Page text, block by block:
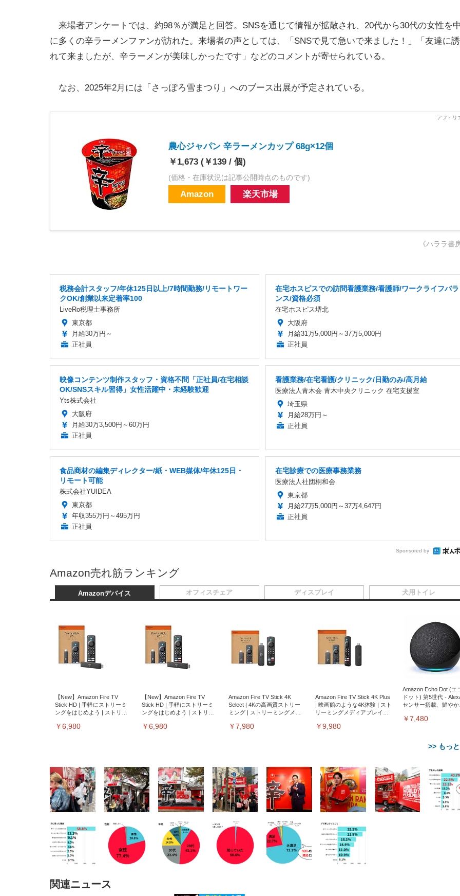
来場者アンケートでは、約98％が満足と回答。SNSを通じて情報が拡散され、20代から30代の女性を
に多くの辛ラーメンファンが訪れた。来場者の声としては、「SNSで見て急いで来ました！」「友達に
れて来ましたが、辛ラーメンが美味しかったです」などのコメントが寄せられている。
なお、2025年2月には「さっぽろ雪まつり」へのブース出展が予定されている。
農心ジャパン 辛ラーメンカップ 68g×12個
￥1,673 (￥139 / 個)
(価格・在庫状況は記事公開時点のものです)
Amazon 楽天市場
《ハララ書
税務会計スタッフ/年休125日以上/7時間勤務/リモートワー
クOK/創業以来定着率100
LiveRo税理士事務所
東京都
月給30万円～
正社員
在宅ホスピスでの訪問看護業務/看護師/ワークライフバラ
ンス/資格必須
在宅ホスピス堺北
大阪府
月給31万5,000円～37万5,000円
正社員
映像コンテンツ制作スタッフ・資格不問「正社員/在宅相談
OK/SNSスキル習得」女性活躍中・未経験歓迎
Yts株式会社
大阪府
月給30万3,500円～60万円
正社員
看護業務/在宅看護/クリニック/日勤のみ/高月給
医療法人青木会 青木中央クリニック 在宅支援室
埼玉県
月給28万円～
正社員
食品商材の編集ディレクター/紙・WEB媒体/年休125日・
リモート可能
株式会社YUIDEA
東京都
年収355万円～495万円
正社員
在宅診療での医療事務業務
医療法人社団桐和会
東京都
月給27万5,000円～37万4,647円
正社員
Sponsored by
Amazon売れ筋ランキング
Amazonデバイス
【New】Amazon Fire TV
Stick HD | 手軽にストリーミ
ングをはじめよう | ストリー
￥6,980
【New】Amazon Fire TV
Stick HD | 手軽にストリーミ
ングをはじめよう | ストリー
￥6,980
Amazon Fire TV Stick 4K
Select | 4Kの高画質ストリー
ミング | ストリーミングメデ
￥7,980
Amazon Fire TV Stick 4K Plus
| 映画館のような4K体験 | スト
リーミングメディアプレイヤ
￥9,980
Amazon Echo Dot (エ
ドット) 第5世代 -
センサー搭載、鮮やか
￥7,480
>> もっ
オフィスチェア
[EdoErgo] オフィスチェア 椅
子 テレワーク 疲れない 跳ね
上げ式アームレスト コンパク
椅子 360度回転 座面昇降 強化
ナイロン樹脂ベース 通気性メ
￥5,699
SIHOO B100 オフィスチェア
／デスクチェア メッシュチェ
ア 人間工学 疲れない ブラッ
Sezlife オフィスチェア デスク
チェア 疲れない テレワーク
チェア 強化バックレスト 30
ト ハンガー付き 高反発クッシ
Sezlife オフィスチェア デスク
チェア 疲れない テレワーク
チェア 強化バックレスト 30度
ディスプレイ
EIZO ビジネス向けプレミア
ムモニター | FlexScan
EV3240X-WT | 31.5型4K
UHD・USB Type-C・ホワイ
EIZO ビジネス向けプレミア
ムモニター | FlexScan
EV2740X-WT | 27.0型4K
UHD・USB Type-C・ホワイ
【純正品】27"ゲーミングモ
ニター DualSense 充電フッ
ク付き（CFI-ZDM1J）
【整備済み品】Dell
E2724HS 27インチ 液晶モ
ニター フル
HD（1920×1080）VA 非光
犬用トイレ
Amazonベーシック ペットシ
ーツ 薄型 レギュラー 1回使い
捨て 無香料 ホワイト 300枚
￥3,373
Amazonベーシック ペットシ
ーツ 厚型 ワイド 42枚x2袋(84
枚) ホワイト(吸収面:ライトブ
ネオ・ルーライフ ネオ・オム
ツ L 中型犬用 26枚入り 単品
Smart Basic(スマートベーシ
ック) 【Amazon.co.jp限定】
Smart Basic アイリスオーヤマ
関連ニュース